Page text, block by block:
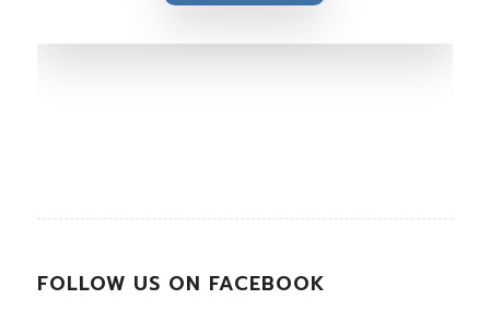
FOLLOW US ON FACEBOOK